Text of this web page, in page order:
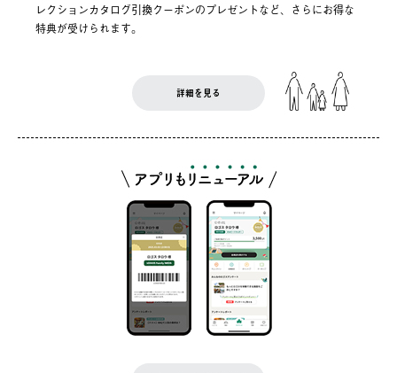
レクションカタログ引換クーポンのプレゼントなど、さらにお得な
特典が受けられます。
詳細を見る